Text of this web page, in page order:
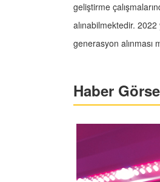
geliştirme
alınabilmektedir. 2022
generasyon alınması
Haber